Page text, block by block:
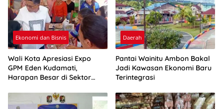
Ekonomi dan Bisnis
Wali Kota Apresiasi Expo
GPM Eden Kudamati,
Harapan Besar di Sektor
Daerah
Pantai Wainitu Ambon Bakal
Jadi Kawasan Ekonomi Baru
Terintegrasi